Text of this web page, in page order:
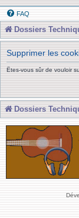
FAQ
Dossiers
Supprimer les
Êtes-vous sûr de vouloir
Dossiers